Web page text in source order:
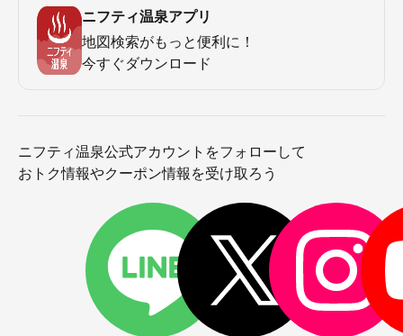
ニフティ温泉アプリ
地図検索がもっと便利に！
今すぐダウンロード
ニフティ温泉公式アカウントをフォローして
おトク情報やクーポン情報を受け取ろう